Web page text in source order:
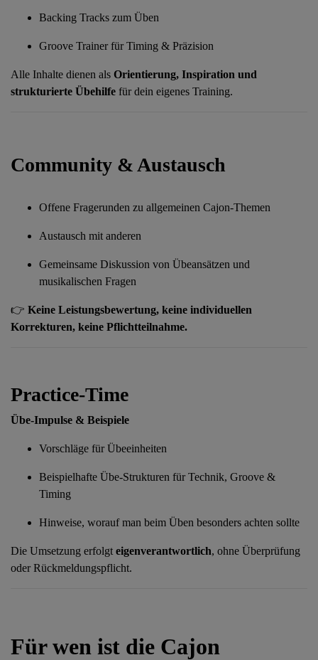
Backing Tracks zum Üben
Groove Trainer für Timing & Präzision
Alle Inhalte dienen als Orientierung, Inspiration und
strukturierte Übehilfe für dein eigenes Training.
Community & Austausch
Offene Fragerunden zu allgemeinen Cajon-Themen
Austausch mit anderen
Gemeinsame Diskussion von Übeansätzen und
musikalischen Fragen
👉 Keine Leistungsbewertung, keine individuellen
Korrekturen, keine Pflichtteilnahme.
Practice-Time
Übe-Impulse & Beispiele
Vorschläge für Übeeinheiten
Beispielhafte Übe-Strukturen für Technik, Groove &
Timing
Hinweise, worauf man beim Üben besonders achten sollte
Die Umsetzung erfolgt eigenverantwortlich, ohne Überprüfung
oder Rückmeldungspflicht.
Für wen ist die Cajon